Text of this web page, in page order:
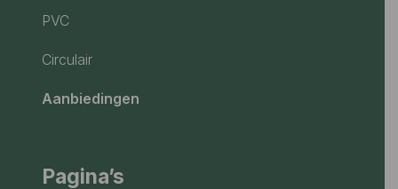
PVC
Circulair
Aanbiedingen
Pagina’s